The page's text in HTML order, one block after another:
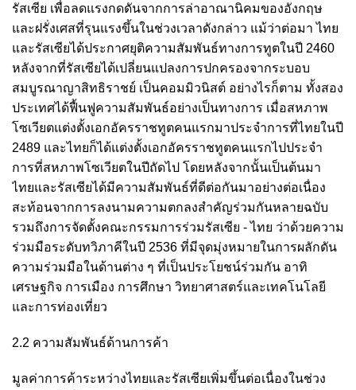
รัสเซีย เพื่อลดแรงกดดันจากการล่าอาณานิคมของอังกฤษ
และฝรั่งเศสที่รุนแรงขึ้นในช่วงเวลาดังกล่าว แม้ว่าต่อมา ไทย
และรัสเซียได้ประกาศยุติความสัมพันธ์ทางการทูตในปี 2460
หลังจากที่รัสเซียได้เปลี่ยนแปลงการปกครองจากระบอบ
สมบูรณาญาสิทธิราชย์ เป็นคอมมิวนิสต์ อย่างไรก็ตาม ทั้งสอง
ประเทศได้ฟื้นฟูความสัมพันธ์อย่างเป็นทางการ เมื่อสหภาพ
โซเวียตแต่งตั้งเอกอัครราชทูตคนแรกมาประจำการที่ไทยในปี
2489 และไทยก็ได้แต่งตั้งเอกอัครราชทูตคนแรกไปประจำ
การที่สหภาพโซเวียตในปีถัดไป โดยหลังจากนั้นเป็นต้นมา
ไทยและรัสเซียได้มีความสัมพันธ์ที่ดีต่อกันมาอย่างต่อเนื่อง
สะท้อนจากการลงนามความตกลงสำคัญร่วมกันหลายฉบับ
รวมถึงการจัดตั้งคณะกรรมการร่วมรัสเซีย - ไทย ว่าด้วยความ
ร่วมมือระดับทวิภาคีในปี 2536 ที่มีจุดมุ่งหมายในการผลักดัน
ความร่วมมือในด้านต่าง ๆ ที่เป็นประโยชน์ร่วมกัน อาทิ
เศรษฐกิจ การเมือง การศึกษา วิทยาศาสตร์และเทคโนโลยี
และการท่องเที่ยว
2.2 ความสัมพันธ์ด้านการค้า
มูลค่าการค้าระหว่างไทยและรัสเซียเพิ่มขึ้นต่อเนื่องในช่วง